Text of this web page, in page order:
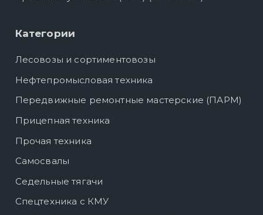
Категории
Лесовозы и сортиментовозы
Нефтепромысловая техника
Передвижные ремонтные мастерские (ПАРМ)
Прицепная техника
Прочая техника
Самосвалы
Седельные тягачи
Спецтехника с КМУ